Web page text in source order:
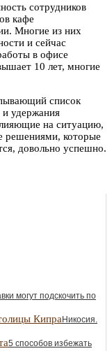
сотрудников
кафе
Многие из них
и сейчас
в офисе
10 лет, многие
список
удержания
на ситуацию,
решениями, которые
довольно успешно.
могут подскочить по
Никосия.
5 способов избежать